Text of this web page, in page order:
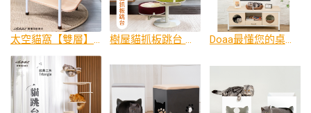
太空貓窩【雙層】太空艙 太空罩貓窩 樹屋貓抓板跳台 貓跳台 貓塔 貓爬架 貓玩具 Doaa最懂您的桌仔｜DOMO寵物電視櫃 人寵共用 貓窩 貓家具 貓咪電視櫃 寵物家具 貓洞設計 雙開放式貓窩